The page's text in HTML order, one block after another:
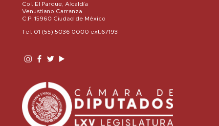
Col. El Parque, Alcaldía
Venustiano Carranza
C.P. 15960 Ciudad de México
Tel: 01 (55) 5036 0000 ext.67193